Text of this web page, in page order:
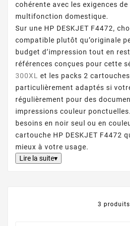
cohérente avec les exigences de
multifonction domestique.
Sur une HP DESKJET F4472,
compatible plutôt qu’originale
budget d’impression tout en
références conçues pour cette
300XL
et les packs 2
particulièrement adaptés si
régulièrement pour des
impressions couleur
besoins en noir seul ou en
cartouche HP DESKJET F4472
mieux à votre usage.
Lire la suite▾
3 produits